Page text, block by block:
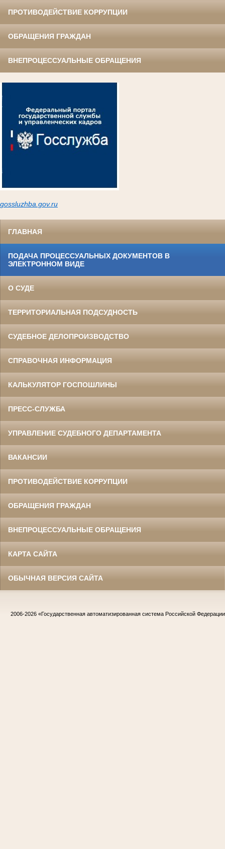
ПРОТИВОДЕЙСТВИЕ КОРРУПЦИИ
ОБРАЩЕНИЯ ГРАЖДАН
ВНЕПРОЦЕССУАЛЬНЫЕ ОБРАЩЕНИЯ
gossluzhba.gov.ru
ГЛАВНАЯ
ПОДАЧА ПРОЦЕССУАЛЬНЫХ ДОКУМЕНТОВ В
ЭЛЕКТРОННОМ ВИДЕ
О СУДЕ
ТЕРРИТОРИАЛЬНАЯ ПОДСУДНОСТЬ
СУДЕБНОЕ ДЕЛОПРОИЗВОДСТВО
СПРАВОЧНАЯ ИНФОРМАЦИЯ
КАЛЬКУЛЯТОР ГОСПОШЛИНЫ
ПРЕСС-СЛУЖБА
УПРАВЛЕНИЕ СУДЕБНОГО ДЕПАРТАМЕНТА
ВАКАНСИИ
ПРОТИВОДЕЙСТВИЕ КОРРУПЦИИ
ОБРАЩЕНИЯ ГРАЖДАН
ВНЕПРОЦЕССУАЛЬНЫЕ ОБРАЩЕНИЯ
КАРТА САЙТА
ОБЫЧНАЯ ВЕРСИЯ САЙТА
2006-2026 «Государственная автоматизированная система Российской